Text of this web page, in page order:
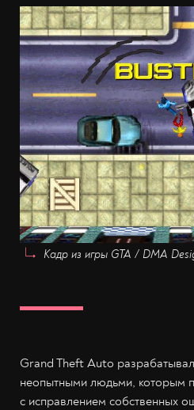
Кадр из игры GTA / DMA
Grand Theft Auto
неопытными людьми, которым
с исправлением собственных